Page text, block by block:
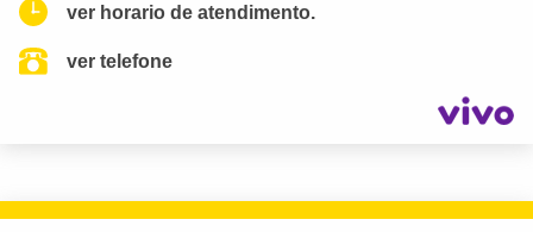
ver horario de atendimento.
ver telefone